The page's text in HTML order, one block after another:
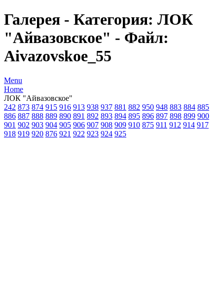
Галерея - Категория: ЛОК
"Айвазовское" - Файл:
Aivazovskoe_55
Menu
Home
ЛОК "Айвазовское"
242 873 874 915 916 913 938 937 881 882 950 948 883 884 885
886 887 888 889 890 891 892 893 894 895 896 897 898 899 900
901 902 903 904 905 906 907 908 909 910 875 911 912 914 917
918 919 920 876 921 922 923 924 925